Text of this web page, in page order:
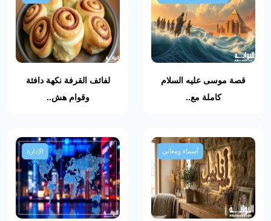
قصة موسى عليه السلام
كاملة مع..
لفائف القرفة نكهة دافئة
وقوام هش..
أسماء ومعاني الإدارة